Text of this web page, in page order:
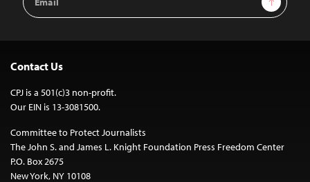
Address
Contact Us
CPJ is a 501(c)3 non-profit.
Our EIN is 13-3081500.
Committee to Protect Journalists
The John S. and James L. Knight Foundation Press Freedom Center
P.O. Box 2675
New York, NY 10108